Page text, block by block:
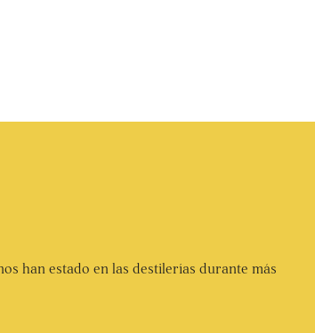
han estado en las destilerías durante más